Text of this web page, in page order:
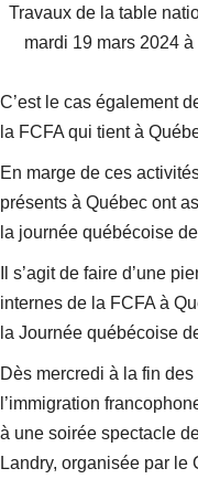
Travaux de la table
mardi 19 mars 2024
C’est le cas également
la FCFA qui tient à
En marge de ces
présents à Québec ont
la journée québécoise
Il s’agit de faire d’une
internes de la FCFA à
la Journée québécoise
Dès mercredi à la fin
l’immigration
à une soirée spectacle
Landry, organisée par le